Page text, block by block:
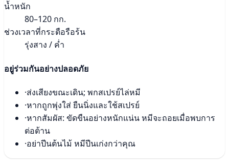
น้ำหนัก
80–120 กก.
ช่วงเวลาที่กระตือรือร้น
รุ่งสาง / ค่ำ
อยู่ร่วมกันอย่างปลอดภัย
·ส่งเสียงขณะเดิน; พกสเปรย์ไล่หมี
·หากถูกพุ่งใส่ ยืนนิ่งและใช้สเปรย์
·หากสัมผัส: ขัดขืนอย่างหนักแน่น หมีจะถอยเมื่อพบการ
ต่อต้าน
·อย่าปีนต้นไม้ หมีปีนเก่งกว่าคุณ